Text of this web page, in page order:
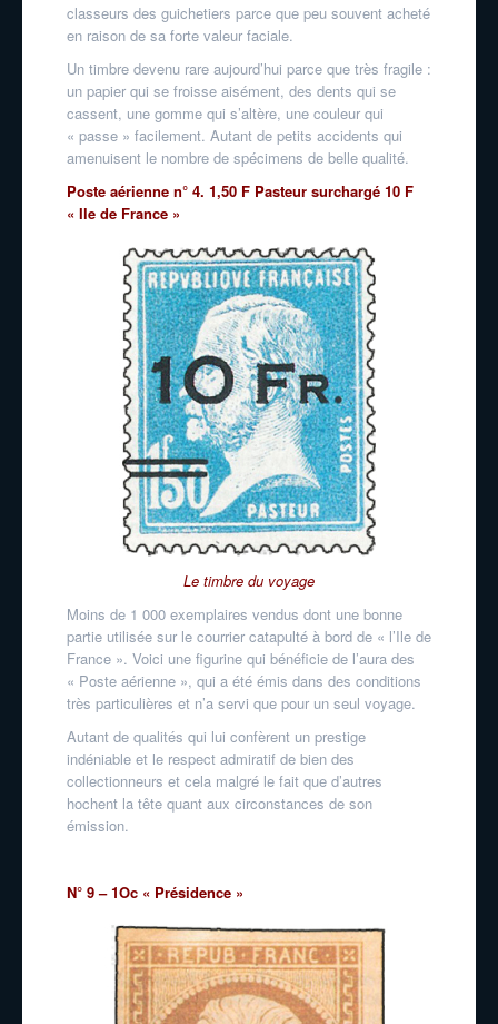
classeurs des guichetiers parce que peu souvent acheté
en raison de sa forte valeur faciale.
Un timbre devenu rare aujourd’hui parce que très fragile :
un papier qui se froisse aisément, des dents qui se
cassent, une gomme qui s’altère, une couleur qui
« passe » facilement. Autant de petits accidents qui
amenuisent le nombre de spécimens de belle qualité.
Poste aérienne n° 4. 1,50 F Pasteur surchargé 10 F
« Ile de France »
Le timbre du voyage
Moins de 1 000 exemplaires vendus dont une bonne
partie utilisée sur le courrier catapulté à bord de « l’Ile de
France ». Voici une figurine qui bénéficie de l’aura des
« Poste aérienne », qui a été émis dans des conditions
très particulières et n’a servi que pour un seul voyage.
Autant de qualités qui lui confèrent un prestige
indéniable et le respect admiratif de bien des
collectionneurs et cela malgré le fait que d’autres
hochent la tête quant aux circonstances de son
émission.
N° 9 – 1Oc « Présidence »